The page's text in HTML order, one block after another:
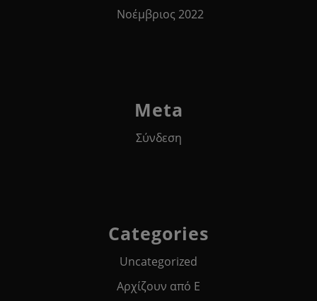
Νοέμβριος 2022
Meta
Σύνδεση
Categories
Uncategorized
Αρχίζουν από Ε